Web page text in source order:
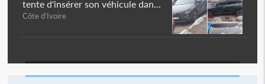
tente d'insérer son véhicule dan...
Côte d'Ivoire